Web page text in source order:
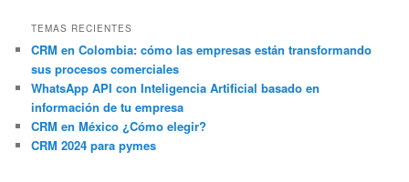
TEMAS RECIENTES
CRM en Colombia: cómo las empresas están transformando
sus procesos comerciales
WhatsApp API con Inteligencia Artificial basado en
información de tu empresa
CRM en México ¿Cómo elegir?
CRM 2024 para pymes